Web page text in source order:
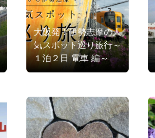
大阪発！伊勢志摩の人
気スポット巡り旅行～
１泊２日 電車 編～